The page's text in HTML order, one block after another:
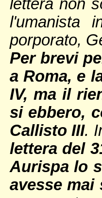
lettera non
l'umanista
porporato,
Per brevi
a Roma, e
IV, ma il
si ebbero,
Callisto III.
lettera del
Aurispa lo
avesse mai